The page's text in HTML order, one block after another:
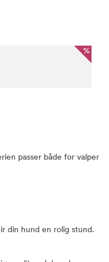
%
passer både for valper
din hund en rolig stund.